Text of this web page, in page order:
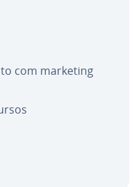
com marketing